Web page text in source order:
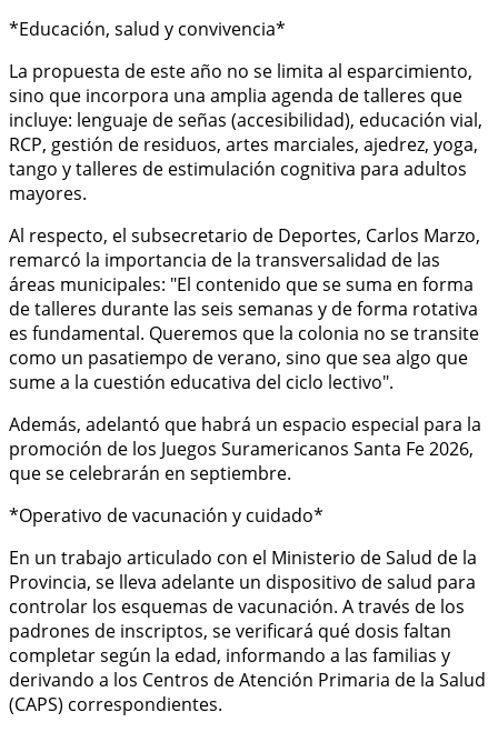
*Educación, salud y convivencia*
La propuesta de este año no se limita al esparcimiento,
sino que incorpora una amplia agenda de talleres que
incluye: lenguaje de señas (accesibilidad), educación vial,
RCP, gestión de residuos, artes marciales, ajedrez, yoga,
tango y talleres de estimulación cognitiva para adultos
mayores.
Al respecto, el subsecretario de Deportes, Carlos Marzo,
remarcó la importancia de la transversalidad de las
áreas municipales: "El contenido que se suma en forma
de talleres durante las seis semanas y de forma rotativa
es fundamental. Queremos que la colonia no se transite
como un pasatiempo de verano, sino que sea algo que
sume a la cuestión educativa del ciclo lectivo".
Además, adelantó que habrá un espacio especial para la
promoción de los Juegos Suramericanos Santa Fe 2026,
que se celebrarán en septiembre.
*Operativo de vacunación y cuidado*
En un trabajo articulado con el Ministerio de Salud de la
Provincia, se lleva adelante un dispositivo de salud para
controlar los esquemas de vacunación. A través de los
padrones de inscriptos, se verificará qué dosis faltan
completar según la edad, informando a las familias y
derivando a los Centros de Atención Primaria de la Salud
(CAPS) correspondientes.